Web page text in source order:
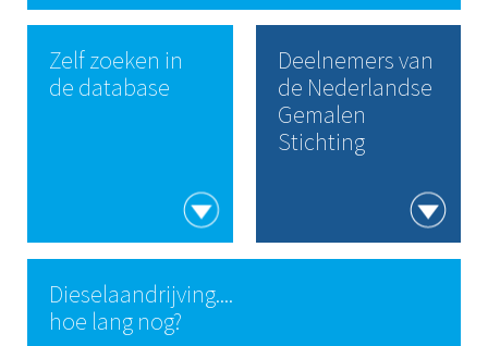
Zelf zoeken in
de database
Deelnemers van
de Nederlandse
Gemalen
Stichting
Dieselaandrijving....
hoe lang nog?